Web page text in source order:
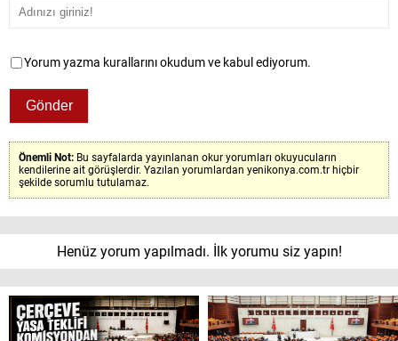
Yorum yazma kurallarını okudum ve kabul ediyorum.
Önemli Not: Bu sayfalarda yayınlanan okur yorumları okuyucuların
kendilerine ait görüşlerdir. Yazılan yorumlardan yenikonya.com.tr hiçbir
şekilde sorumlu tutulamaz.
Henüz yorum yapılmadı. İlk yorumu siz yapın!